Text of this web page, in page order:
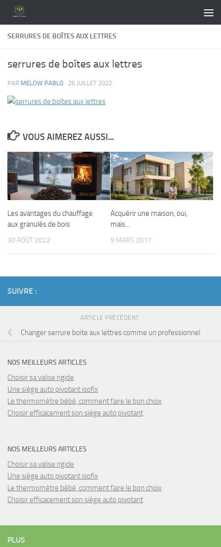
Skip to content
SERRURES DE BOÎTES AUX LETTRES
serrures de boîtes aux lettres
PAR MELOW PABLO · 26 JUILLET 2022
VOUS AIMEREZ AUSSI...
Les avantages du chauffage
aux granulés de bois
30 AOÛT 2022
Acquérir une maison, oui,
mais…
9 MARS 2017
SUIVRE :
ARTICLE PRÉCÉDENT
Changer serrure boite aux lettres comme un professionnel
NOS MEILLEURS ARTICLES
Choisir sa valise rigide
Une siège auto pivotant isofix
Le thermomètre bébé, comment faire le bon choix
Choisir efficacement son siège auto pivotant
NOS MEILLEURS ARTICLES
Choisir sa valise rigide
Une siège auto pivotant isofix
Le thermomètre bébé, comment faire le bon choix
Choisir efficacement son siège auto pivotant
PLUS